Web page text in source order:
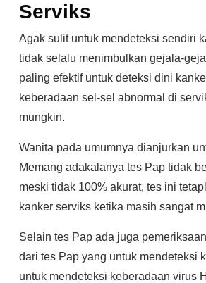
Serviks
Agak sulit untuk mendeteksi sendiri
tidak selalu menimbulkan gejala-
paling efektif untuk deteksi dini
keberadaan sel-sel abnormal di
mungkin.
Wanita pada umumnya dianjurkan
Memang adakalanya tes Pap tidak
meski tidak 100% akurat, tes ini
kanker serviks ketika masih sangat
Selain tes Pap ada juga
dari tes Pap yang untuk mendeteksi
untuk mendeteksi keberadaan virus